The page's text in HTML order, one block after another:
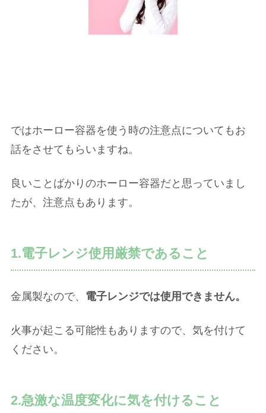
ではホーロー容器を使う時の注意点についてもお
話をさせてもらいますね。
良いことばかりのホーロー容器だと思っていまし
たが、注意点もあります。
1.電子レンジ使用厳禁であること
金属製なので、 電子レンジでは使用できません。
火事が起こる可能性もありますので、気を付けて
ください。
2.急激な温度変化に気を付けること